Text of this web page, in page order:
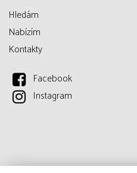
Hledám
Nabízím
Kontakty
Facebook
Instagram